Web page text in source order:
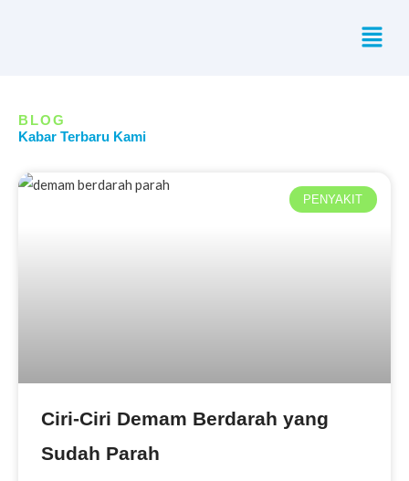
Menu
BLOG
Kabar Terbaru Kami
PENYAKIT
Ciri-Ciri Demam Berdarah yang
Sudah Parah